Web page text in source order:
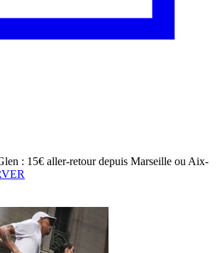
: 15€ aller-retour depuis Marseille ou Aix-